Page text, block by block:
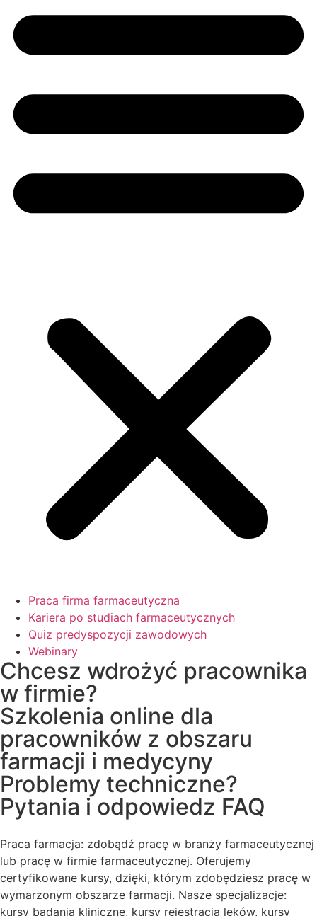
Praca firma farmaceutyczna
Kariera po studiach farmaceutycznych
Quiz predyspozycji zawodowych
Webinary
Chcesz wdrożyć pracownika
w firmie?
Szkolenia online dla
pracowników z obszaru
farmacji i medycyny
Problemy techniczne?
Pytania i odpowiedz FAQ
Praca farmacja: zdobądź pracę w branży farmaceutycznej
lub pracę w firmie farmaceutycznej. Oferujemy
certyfikowane kursy, dzięki, którym zdobędziesz pracę w
wymarzonym obszarze farmacji. Nasze specjalizacje:
kursy badania kliniczne, kursy rejestracja leków, kursy